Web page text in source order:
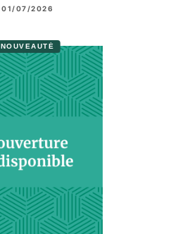
01/07/2026
NOUVEAUTÉ